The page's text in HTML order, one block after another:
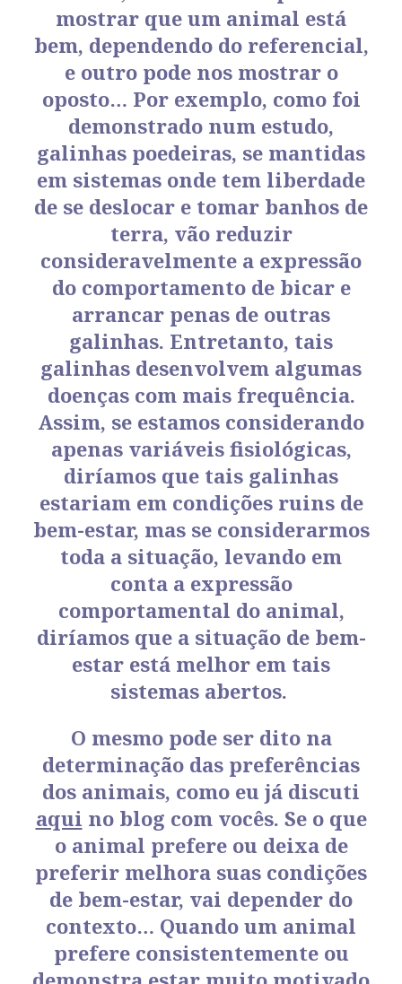
mostrar que um animal está
bem, dependendo do referencial,
e outro pode nos mostrar o
oposto… Por exemplo, como foi
demonstrado num estudo,
galinhas poedeiras, se mantidas
em sistemas onde tem liberdade
de se deslocar e tomar banhos de
terra, vão reduzir
consideravelmente a expressão
do comportamento de bicar e
arrancar penas de outras
galinhas. Entretanto, tais
galinhas desenvolvem algumas
doenças com mais frequência.
Assim, se estamos considerando
apenas variáveis fisiológicas,
diríamos que tais galinhas
estariam em condições ruins de
bem-estar, mas se considerarmos
toda a situação, levando em
conta a expressão
comportamental do animal,
diríamos que a situação de bem-
estar está melhor em tais
sistemas abertos.
O mesmo pode ser dito na
determinação das preferências
dos animais, como eu já discuti
aqui no blog com vocês. Se o que
o animal prefere ou deixa de
preferir melhora suas condições
de bem-estar, vai depender do
contexto… Quando um animal
prefere consistentemente ou